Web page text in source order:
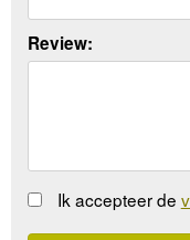
Review:
Ik accepteer de